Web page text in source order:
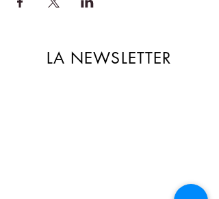
LA NEWSLETTER